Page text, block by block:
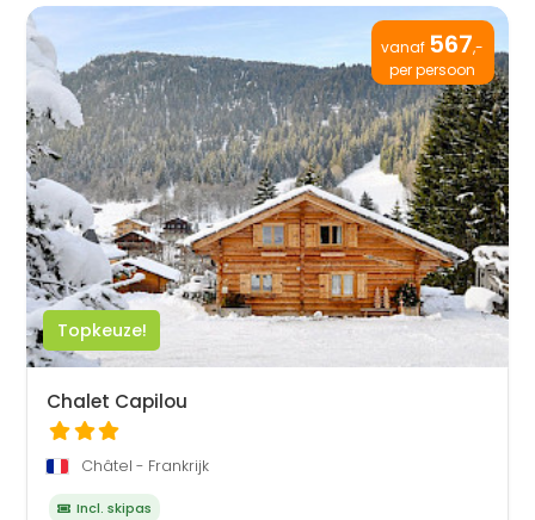
vanaf 567,-
per persoon
Topkeuze!
Chalet Capilou
Châtel - Frankrijk
Incl. skipas